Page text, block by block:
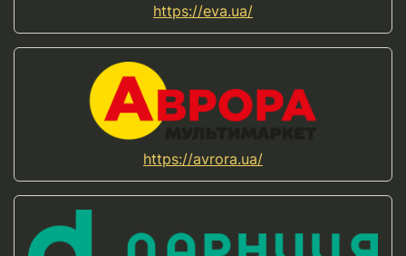
https://eva.ua/
https://avrora.ua/